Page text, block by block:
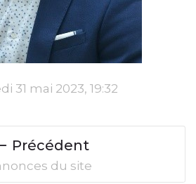
31 mai 2023, 19:32
Précédent
du site